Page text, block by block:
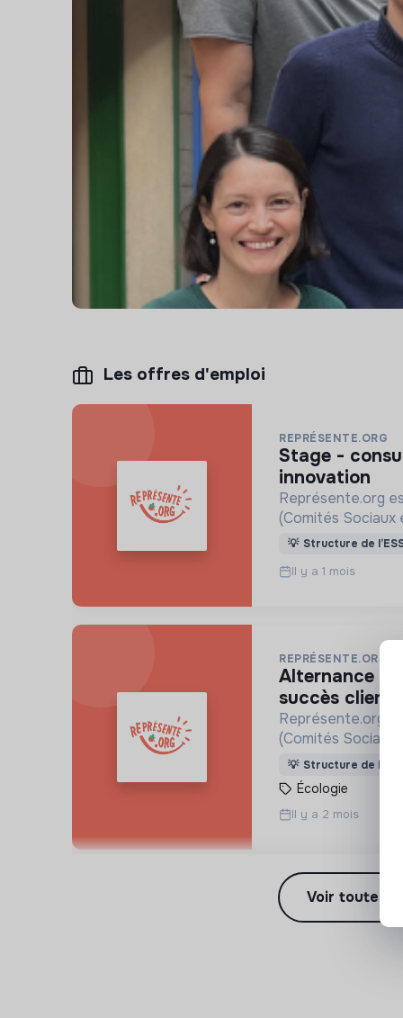
Les offres d'emploi
REPRÉSENTE.ORG
stage - consultant(e) junior bilan carbone &
innovation
Représente.org
(Comités Sociaux
flécher les 11
💡 Structure de
Il y a 1 mois
REPRÉSENTE.ORG
alternance ou stage - développement commercial et
succès clients
Représente.org
(Comités Sociaux
flécher les 11
durables.
💡 Structure de l’ESS
Écologie
Il y a 2 mois
Voir toutes